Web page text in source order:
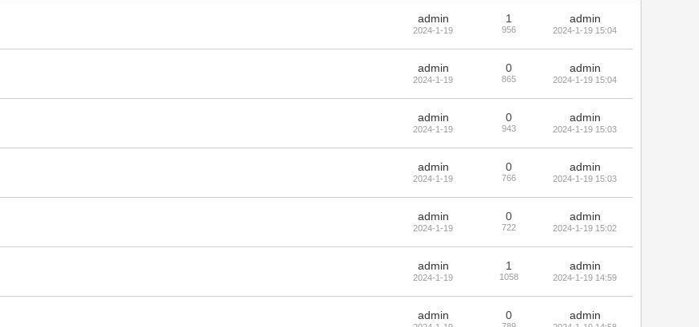
admin
2024-1-19
1
956
admin
2024-1-19 15:04
admin
2024-1-19
0
865
admin
2024-1-19 15:04
admin
2024-1-19
0
943
admin
2024-1-19 15:03
admin
2024-1-19
0
766
admin
2024-1-19 15:03
admin
2024-1-19
0
722
admin
2024-1-19 15:02
admin
2024-1-19
1
1058
admin
2024-1-19 14:59
admin 0 admin